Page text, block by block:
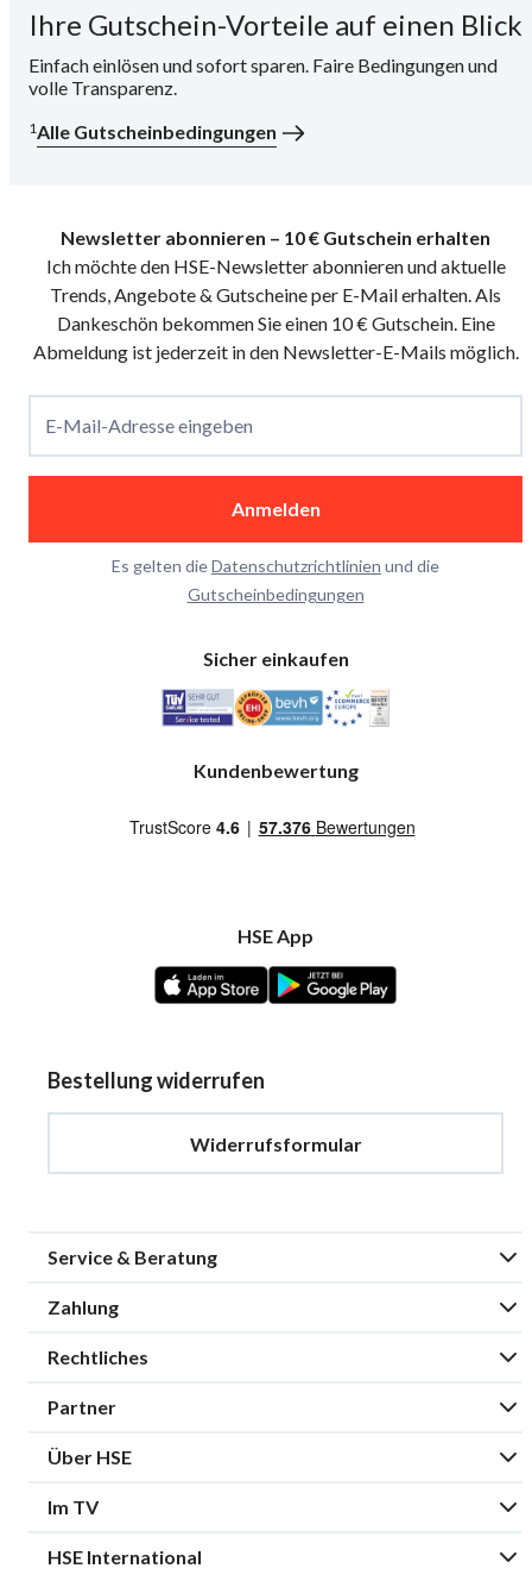
Ihre Gutschein-Vorteile auf einen Blick
Einfach einlösen und sofort sparen. Faire Bedingungen und
volle Transparenz.
1Alle Gutscheinbedingungen
Newsletter abonnieren – 10 € Gutschein erhalten
Ich möchte den HSE-Newsletter abonnieren und aktuelle
Trends, Angebote & Gutscheine per E-Mail erhalten. Als
Dankeschön bekommen Sie einen 10 € Gutschein. Eine
Abmeldung ist jederzeit in den Newsletter-E-Mails möglich.
E-Mail-Adresse eingeben
Anmelden
Es gelten dieDatenschutzrichtlinien und die
Gutscheinbedingungen
Sicher einkaufen
Kundenbewertung
HSE App
Bestellung widerrufen
Widerrufsformular
Service & Beratung
Zahlung
Rechtliches
Partner
Über HSE
Im TV
HSE International